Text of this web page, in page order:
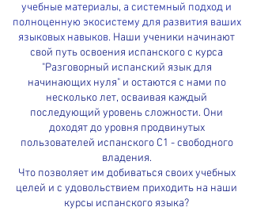
учебные материалы, а системный подход и
полноценную экосистему для развития ваших
языковых навыков. Наши ученики начинают
свой путь освоения испанского с курса
"Разговорный испанский язык для
начинающих нуля" и остаются с нами по
несколько лет, осваивая каждый
последующий уровень сложности. Они
доходят до уровня продвинутых
пользователей испанского C1 - свободного
владения.
Что позволяет им добиваться своих учебных
целей и с удовольствием приходить на наши
курсы испанского языка?